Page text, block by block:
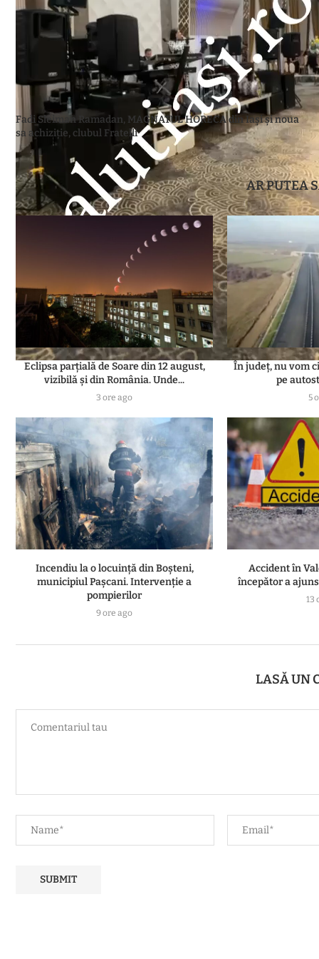
SALUT IASI
Articolul anterior
Fadi Sleiman Ramadan, MAGNATUL HORECA din Iași și noua
sa achiziție, clubul Fratelli
AR PUTEA
Eclipsa parțială de Soare din 12 august,
vizibilă și din România. Unde...
3 ore ago
În județ, nu vom
pe
5
Incendiu la o locuință din Boșteni,
municipiul Pașcani. Intervenție a
pompierilor
9 ore ago
Accident în
începător a
13
LASĂ UN